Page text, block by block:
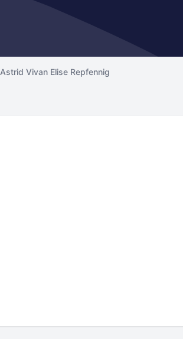
Astrid Vivan Elise Repfennig